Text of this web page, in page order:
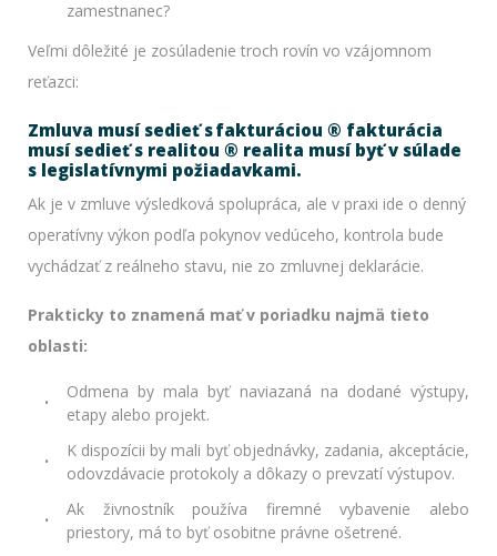
zamestnanec?
Veľmi dôležité je zosúladenie troch rovín vo vzájomnom
reťazci:
Zmluva musí sedieť s fakturáciou ® fakturácia
musí sedieť s realitou ® realita musí byť v súlade
s legislatívnymi požiadavkami.
Ak je v zmluve výsledková spolupráca, ale v praxi ide o denný
operatívny výkon podľa pokynov vedúceho, kontrola bude
vychádzať z reálneho stavu, nie zo zmluvnej deklarácie.
Prakticky to znamená mať v poriadku najmä tieto
oblasti:
Odmena by mala byť naviazaná na dodané výstupy,
etapy alebo projekt.
K dispozícii by mali byť objednávky, zadania, akceptácie,
odovzdávacie protokoly a dôkazy o prevzatí výstupov.
Ak živnostník používa firemné vybavenie alebo
priestory, má to byť osobitne právne ošetrené.